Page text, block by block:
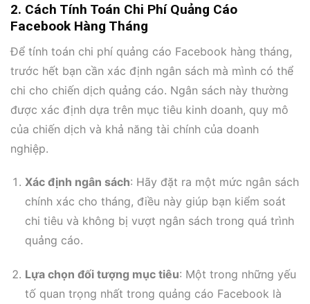
2. Cách Tính Toán Chi Phí Quảng Cáo
Facebook Hàng Tháng
Để tính toán chi phí quảng cáo Facebook hàng tháng,
trước hết bạn cần xác định ngân sách mà mình có thể
chi cho chiến dịch quảng cáo. Ngân sách này thường
được xác định dựa trên mục tiêu kinh doanh, quy mô
của chiến dịch và khả năng tài chính của doanh
nghiệp.
Xác định ngân sách: Hãy đặt ra một mức ngân sách
chính xác cho tháng, điều này giúp bạn kiểm soát
chi tiêu và không bị vượt ngân sách trong quá trình
quảng cáo.
Lựa chọn đối tượng mục tiêu: Một trong những yếu
tố quan trọng nhất trong quảng cáo Facebook là